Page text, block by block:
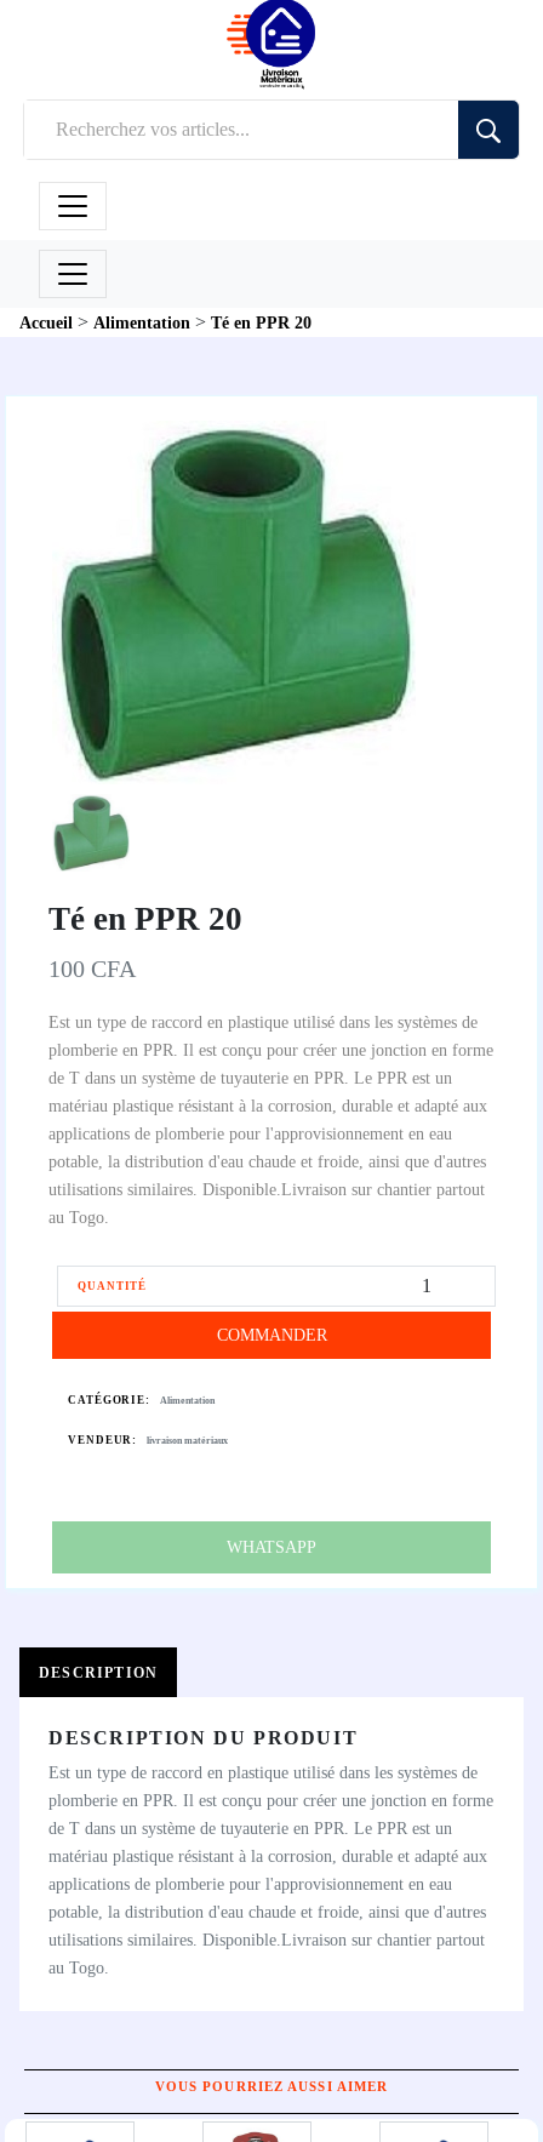
Accueil > Alimentation > Té en PPR 20
Té en PPR 20
100 CFA
Est un type de raccord en plastique utilisé dans les systèmes de
plomberie en PPR. Il est conçu pour créer une jonction en forme
de T dans un système de tuyauterie en PPR. Le PPR est un
matériau plastique résistant à la corrosion, durable et adapté aux
applications de plomberie pour l'approvisionnement en eau
potable, la distribution d'eau chaude et froide, ainsi que d'autres
utilisations similaires. Disponible.Livraison sur chantier partout
au Togo.
QUANTITÉ
COMMANDER
CATÉGORIE: Alimentation
VENDEUR: livraison matériaux
WHATSAPP
DESCRIPTION
DESCRIPTION DU PRODUIT
Est un type de raccord en plastique utilisé dans les systèmes de
plomberie en PPR. Il est conçu pour créer une jonction en forme
de T dans un système de tuyauterie en PPR. Le PPR est un
matériau plastique résistant à la corrosion, durable et adapté aux
applications de plomberie pour l'approvisionnement en eau
potable, la distribution d'eau chaude et froide, ainsi que d'autres
utilisations similaires. Disponible.Livraison sur chantier partout
au Togo.
VOUS POURRIEZ AUSSI AIMER